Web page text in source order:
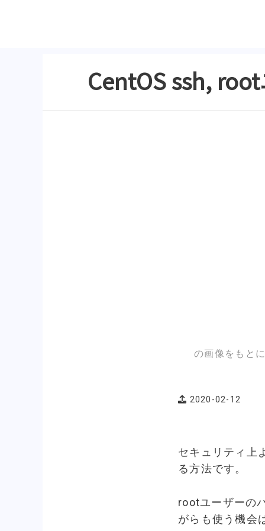
CentOS ssh,
の画像をもと
2020-02-12
セキュリティ上
る方法です。
rootユーザーの
がらも使う機会